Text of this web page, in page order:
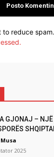
to reduce spam.
GJONAJ – NJË
2025